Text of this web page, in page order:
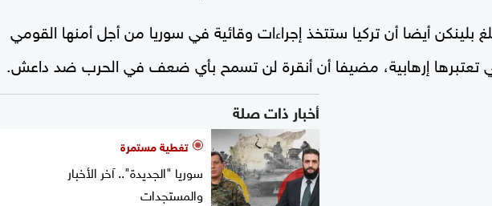
بلينكن أيضا أن تركيا ستتخذ إجراءات وقائية في سوريا من أجل أمنها القومي
تعتبرها إرهابية، مضيفا أن أنقرة لن تسمح بأي ضعف في الحرب ضد داعش.
أخبار ذات صلة
تغطية مستمرة
سوريا "الجديدة".. آخر الأخبار
والمستجدات